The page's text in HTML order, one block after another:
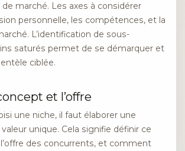
marché. Les axes à considérer
personnelle, les compétences, et la
L’identification de sous-
saturés permet de se démarquer et
ciblée.
et l’offre
une niche, il faut élaborer une
unique. Cela signifie définir ce
des concurrents, et comment